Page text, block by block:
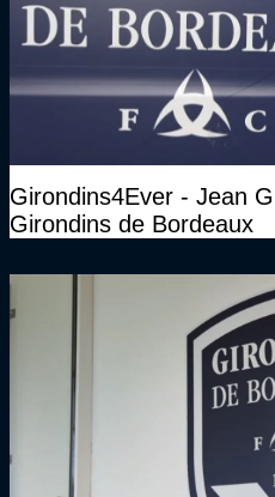
Girondins4Ever - Jean
Girondins de Bordeaux